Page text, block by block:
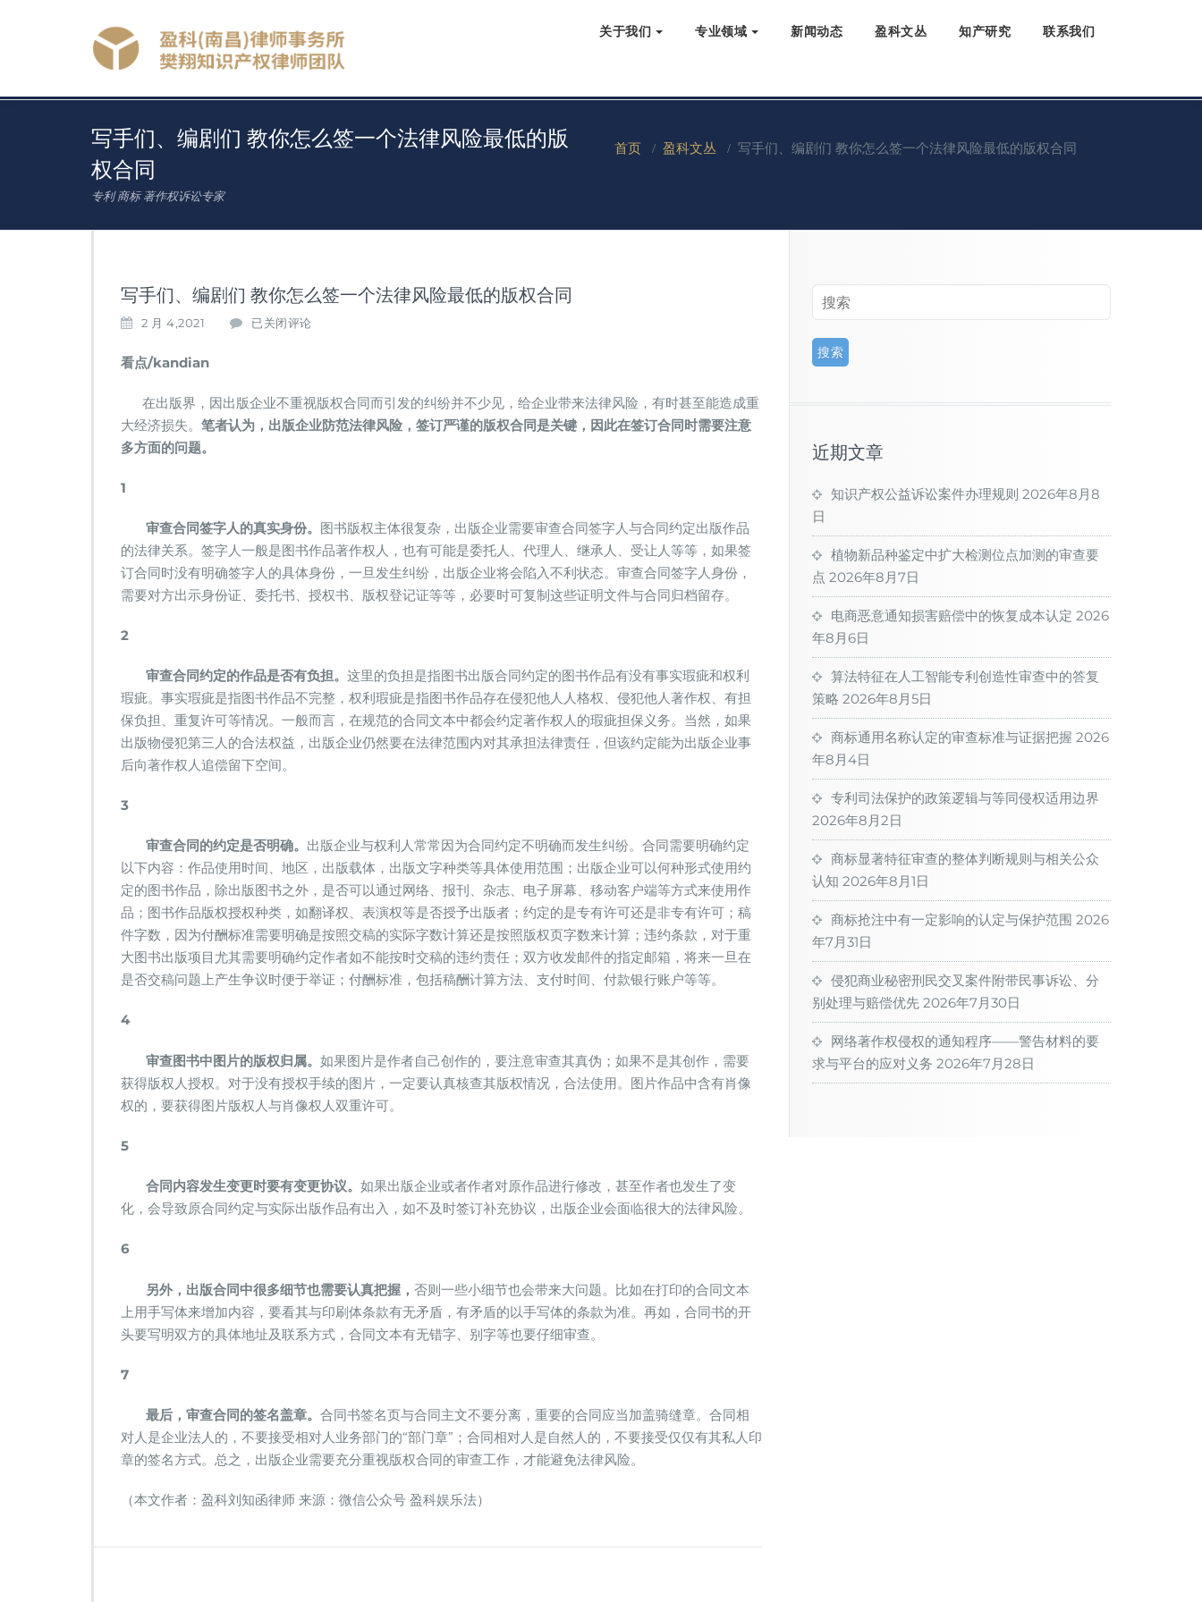
关于我们 专业领域 新闻动态 盈科文丛 知产研究 联系我们
写手们、编剧们 教你怎么签一个法律风险最低的版
权合同
专利 商标 著作权诉讼专家
首页 / 盈科文丛 / 写手们、编剧们 教你怎么签一个法律风险最低的版权合同
写手们、编剧们 教你怎么签一个法律风险最低的版权合同
2 月 4,2021
写
剧
们
教
一
个
法
律
风
险
版
权
合
同
已关闭评论
看点/kandian
在出版界，因出版企业不重视版权合同而引发的纠纷并不少见，给企业带来法律风险，有时甚至能造成重
大经济损失。 笔者认为，出版企业防范法律风险，签订严谨的版权合同是关键，因此在签订合同时需要注意
多方面的问题。
1
审查合同签字人的真实身份。 图书版权主体很复杂，出版企业需要审查合同签字人与合同约定出版作品
的法律关系。签字人一般是图书作品著作权人，也有可能是委托人、代理人、继承人、受让人等等，如果签
订合同时没有明确签字人的具体身份，一旦发生纠纷，出版企业将会陷入不利状态。审查合同签字人身份，
需要对方出示身份证、委托书、授权书、版权登记证等等，必要时可复制这些证明文件与合同归档留存。
2
审查合同约定的作品是否有负担。 这里的负担是指图书出版合同约定的图书作品有没有事实瑕疵和权利
瑕疵。事实瑕疵是指图书作品不完整，权利瑕疵是指图书作品存在侵犯他人人格权、侵犯他人著作权、有担
保负担、重复许可等情况。一般而言，在规范的合同文本中都会约定著作权人的瑕疵担保义务。当然，如果
出版物侵犯第三人的合法权益，出版企业仍然要在法律范围内对其承担法律责任，但该约定能为出版企业事
后向著作权人追偿留下空间。
3
审查合同的约定是否明确。 出版企业与权利人常常因为合同约定不明确而发生纠纷。合同需要明确约定
以下内容：作品使用时间、地区，出版载体，出版文字种类等具体使用范围；出版企业可以何种形式使用约
定的图书作品，除出版图书之外，是否可以通过网络、报刊、杂志、电子屏幕、移动客户端等方式来使用作
品；图书作品版权授权种类，如翻译权、表演权等是否授予出版者；约定的是专有许可还是非专有许可；稿
件字数，因为付酬标准需要明确是按照交稿的实际字数计算还是按照版权页字数来计算；违约条款，对于重
大图书出版项目尤其需要明确约定作者如不能按时交稿的违约责任；双方收发邮件的指定邮箱，将来一旦在
是否交稿问题上产生争议时便于举证；付酬标准，包括稿酬计算方法、支付时间、付款银行账户等等。
4
审查图书中图片的版权归属。 如果图片是作者自己创作的，要注意审查其真伪；如果不是其创作，需要
获得版权人授权。对于没有授权手续的图片，一定要认真核查其版权情况，合法使用。图片作品中含有肖像
权的，要获得图片版权人与肖像权人双重许可。
5
合同内容发生变更时要有变更协议。 如果出版企业或者作者对原作品进行修改，甚至作者也发生了变
化，会导致原合同约定与实际出版作品有出入，如不及时签订补充协议，出版企业会面临很大的法律风险。
6
另外，出版合同中很多细节也需要认真把握， 否则一些小细节也会带来大问题。比如在打印的合同文本
上用手写体来增加内容，要看其与印刷体条款有无矛盾，有矛盾的以手写体的条款为准。再如，合同书的开
头要写明双方的具体地址及联系方式，合同文本有无错字、别字等也要仔细审查。
7
最后，审查合同的签名盖章。 合同书签名页与合同主文不要分离，重要的合同应当加盖骑缝章。合同相
对人是企业法人的，不要接受相对人业务部门的“部门章”；合同相对人是自然人的，不要接受仅仅有其私人印
章的签名方式。总之，出版企业需要充分重视版权合同的审查工作，才能避免法律风险。
（本文作者：盈科刘知函律师 来源：微信公众号 盈科娱乐法）
近期文章
知识产权公益诉讼案件办理规则 2026年8月8
日
植物新品种鉴定中扩大检测位点加测的审查要
点 2026年8月7日
电商恶意通知损害赔偿中的恢复成本认定 2026
年8月6日
算法特征在人工智能专利创造性审查中的答复
策略 2026年8月5日
商标通用名称认定的审查标准与证据把握 2026
年8月4日
专利司法保护的政策逻辑与等同侵权适用边界
2026年8月2日
商标显著特征审查的整体判断规则与相关公众
认知 2026年8月1日
商标抢注中有一定影响的认定与保护范围 2026
年7月31日
侵犯商业秘密刑民交叉案件附带民事诉讼、分
别处理与赔偿优先 2026年7月30日
网络著作权侵权的通知程序——警告材料的要
求与平台的应对义务 2026年7月28日